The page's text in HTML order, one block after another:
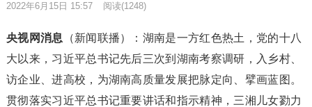
2022年6月15日 15:57 阅读(1248)
央视网消息 （新闻联播）：湖南是一方红色热土，党的十八
大以来，习近平总书记先后三次到湖南考察调研，入乡村、
访企业、进高校，为湖南高质量发展把脉定向、擘画蓝图。
贯彻落实习近平总书记重要讲话和指示精神，三湘儿女勠力